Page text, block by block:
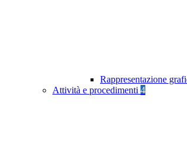
Rappresentazione
Attività e procedimenti 4